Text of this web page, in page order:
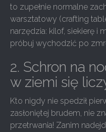
to zupełnie normalne
warsztatowy (crafting
narzędzia: kilof, siekierę i
próbuj wychodzić po
2. Schron na
w ziemi się
Kto nigdy nie spedził
zasłoniętej brudem, nie
przetrwania! Zanim